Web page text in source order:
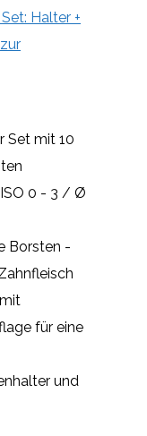
Halter +
Set mit 10
ISO 0 - 3 / Ø
Borsten -
für eine
und